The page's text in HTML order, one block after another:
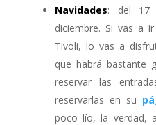
Navidades: del 17
diciembre. Si vas a
Tivoli, lo vas a
que habrá bastante
reservar las
reservarlas en su
poco lío, la verdad,